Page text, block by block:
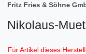
Fritz Fries & Söhne
Nikolaus-
Für Artikel dieses